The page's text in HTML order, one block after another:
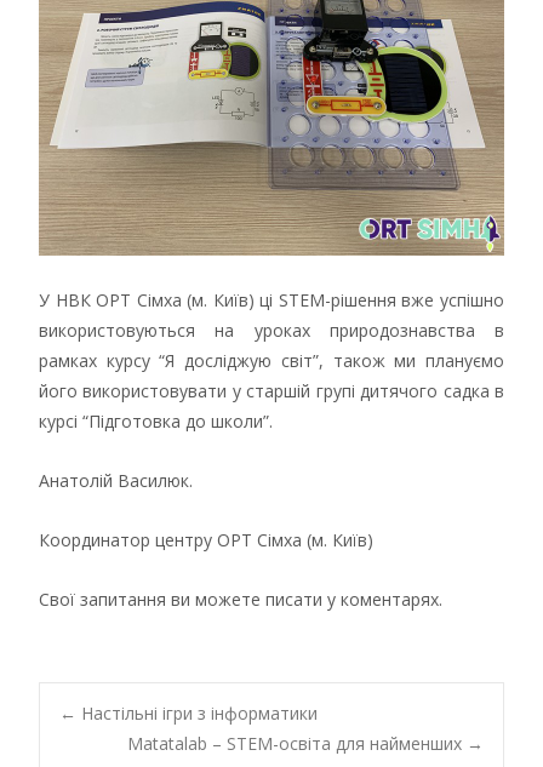
У НВК ОРТ Сімха (м. Київ) ці STEM-рішення вже успішно
використовуються на уроках природознавства в
рамках курсу “Я досліджую світ”, також ми плануємо
його використовувати у старшій групі дитячого садка в
курсі “Підготовка до школи”.
Анатолій Василюк.
Координатор центру ОРТ Сімха (м. Київ)
Свої запитання ви можете писати у коментарях.
Post
← Настільні ігри з інформатики
Matatalab – STEM-освіта для найменших →